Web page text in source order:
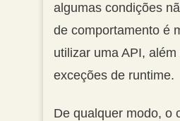
algumas condições
de comportamento é
utilizar uma API,
exceções de runtime.
De qualquer modo, o